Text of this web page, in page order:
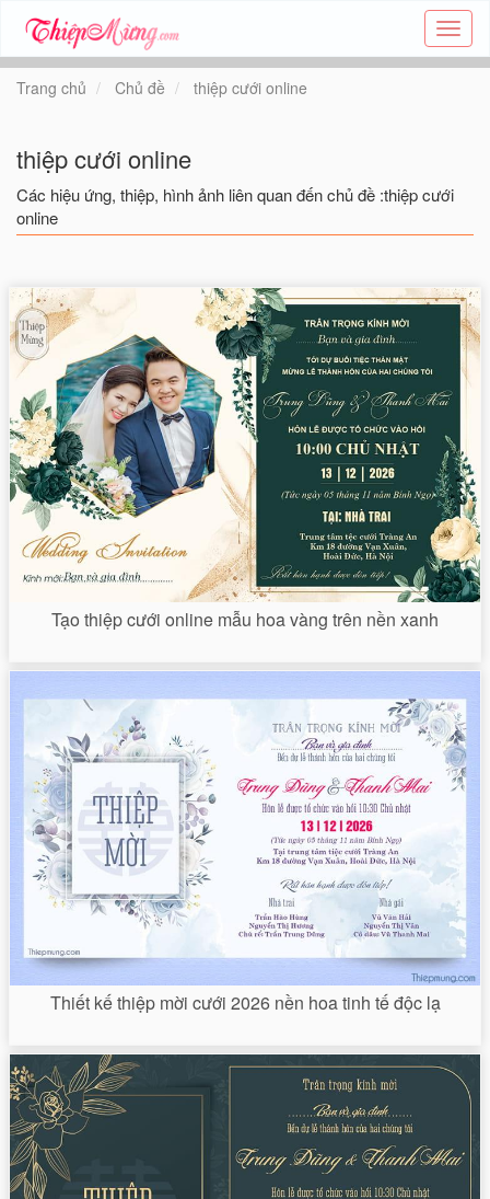
Tạo
thiệp
online
đề
-
Trang chủ Chủ đề thiệp cưới online
thiệp cưới online
Các hiệu ứng, thiệp, hình ảnh liên quan đến chủ đề :thiệp cưới
online
Tạo thiệp cưới online mẫu hoa vàng trên nền xanh
Thiết kế thiệp mời cưới 2026 nền hoa tinh tế độc lạ